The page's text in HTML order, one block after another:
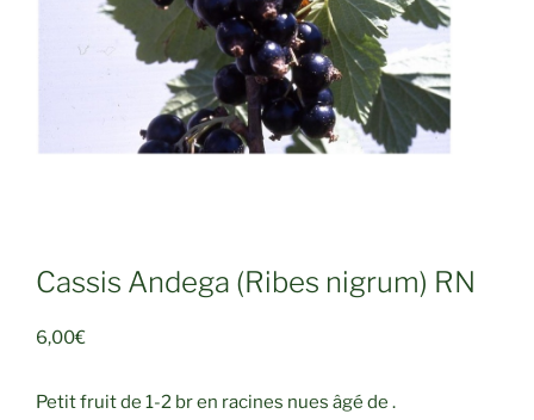
Cassis Andega (Ribes nigrum) RN
6,00€
Petit fruit de 1-2 br en racines nues âgé de .